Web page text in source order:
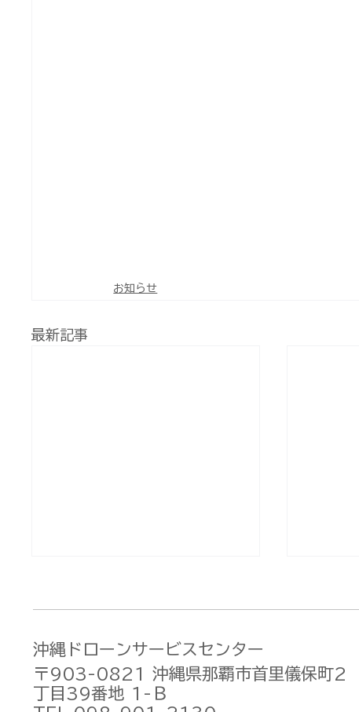
お知らせ
最新記事
沖縄ドローンサービスセンター
〒903-0821 沖縄県那覇市首里儀保町2
丁目39番地 1-Ｂ